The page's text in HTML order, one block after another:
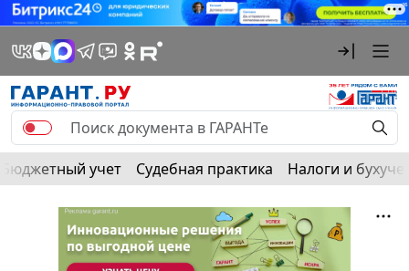
Бюджетный учет Судебная практика Налоги и